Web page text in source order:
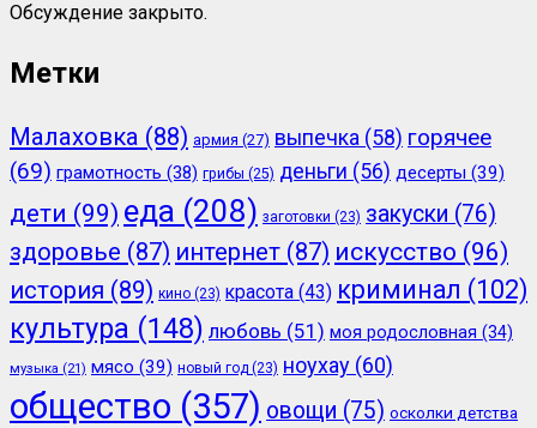
Обсуждение закрыто.
Метки
Малаховка (88) армия (27) выпечка (58) горячее
(69) грамотность (38) грибы (25) деньги (56) десерты (39)
дети (99) еда (208) заготовки (23) закуски (76)
здоровье (87) интернет (87) искусство (96)
история (89) кино (23) красота (43) криминал (102)
культура (148) любовь (51) моя родословная (34)
музыка (21) мясо (39) новый год (23) ноухау (60)
общество (357) овощи (75) осколки детства